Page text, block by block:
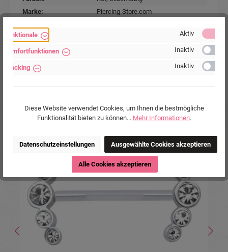
Marke:
Piercing-Store.com
Wehrhainer Lindenstr. 28, 04936
Funktionale Aktiv
Komfortfunktionen Inaktiv
Tracking Inaktiv
Diese Website verwendet Cookies, um Ihnen die bestmögliche
Funktionalität bieten zu können... Mehr Informationen.
Datenschutzeinstellungen Ausgewählte Cookies akzeptieren
Alle Cookies akzeptieren